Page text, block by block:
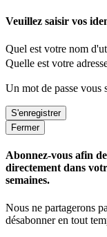
Veuillez saisir vos
Quel est votre nom
Quelle est votre
Un mot de passe vous
Fermer
Abonnez-vous afin
directement dans
semaines.
Nous ne partagerons
désabonner en tout